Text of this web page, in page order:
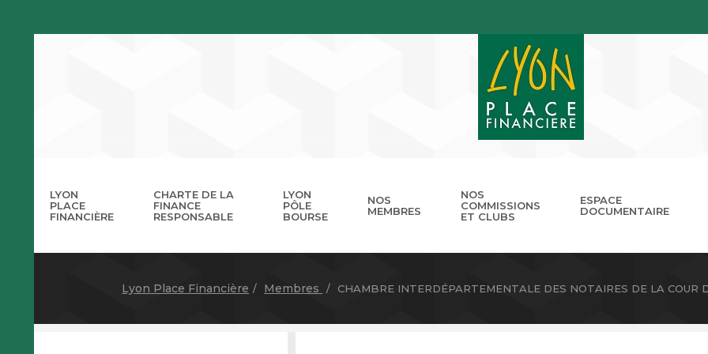
LYON
PLACE
FINANCIÈRE
La gouvernance Les missions Le réseau des Places
CHARTE DE LA
FINANCE
RESPONSABLE
LYON
PÔLE
BOURSE
Présentation Les RDV de LPB Le Forum LPB
NOS
MEMBRES
Annuaire Devenir membre Club Cordélia
NOS
COMMISSIONS
ET CLUBS
ESPACE
DOCUMENTAIRE
Lyon Place Financière Membres CHAMBRE INTERDÉPARTEMENTALE DES NOTAIRES DE LA COUR